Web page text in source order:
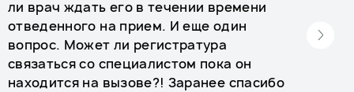
ли врач ждать его в течении времени
отведенного на прием. И еще один
вопрос. Может ли регистратура
связаться со специалистом пока он
находится на вызове?! Заранее спасибо